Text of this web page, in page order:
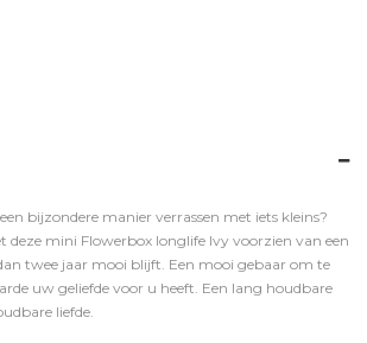
bijzondere manier verrassen met iets kleins?
deze mini Flowerbox longlife Ivy voorzien van een
twee jaar mooi blijft. Een mooi gebaar om te
uw geliefde voor u heeft. Een lang houdbare
liefde.